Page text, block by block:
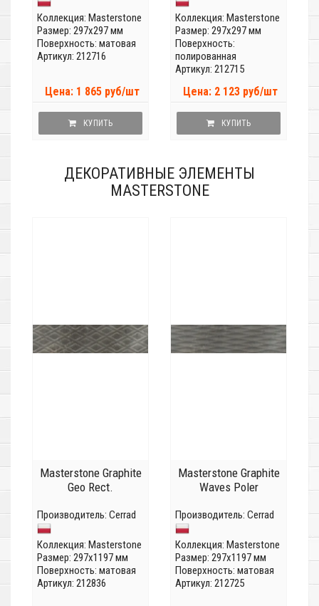
Коллекция: Masterstone
Размер: 297x297 мм
Поверхность: матовая
Артикул: 212716
Цена: 1 865 руб/шт
КУПИТЬ
Коллекция: Masterstone
Размер: 297x297 мм
Поверхность:
полированная
Артикул: 212715
Цена: 2 123 руб/шт
КУПИТЬ
ДЕКОРАТИВНЫЕ ЭЛЕМЕНТЫ
MASTERSTONE
Masterstone Graphite
Geo Rect.
Производитель: Cerrad
Коллекция: Masterstone
Размер: 297x1197 мм
Поверхность: матовая
Артикул: 212836
Masterstone Graphite
Waves Poler
Производитель: Cerrad
Коллекция: Masterstone
Размер: 297x1197 мм
Поверхность: матовая
Артикул: 212725